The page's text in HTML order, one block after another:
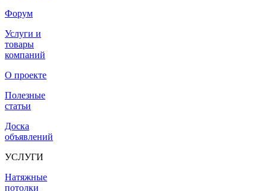
Форум
Услуги и
товары
компаний
О проекте
Полезные
статьи
Доска
объявлений
УСЛУГИ
Натяжные
потолки